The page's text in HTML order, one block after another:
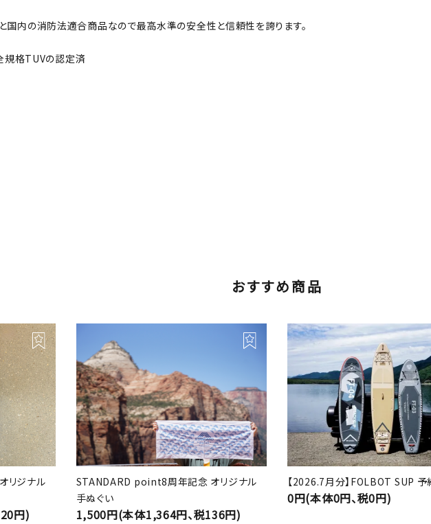
内の消防法適合商品なので最高水準の安全性と信頼性を誇ります。
規格TUVの認定済
おすすめ商品
リジナル
円)
STANDARD point8周年記念 オリジナル
手ぬぐい
1,500円(本体1,364円、税136円)
【2026.7月分】FOLBOT SUP
0円(本体0円、税0円)